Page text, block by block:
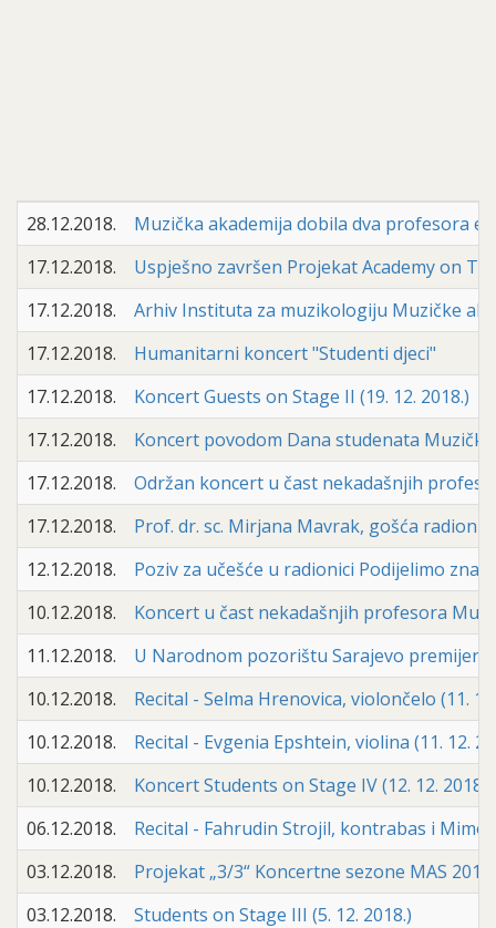
28.12.2018.
Muzička akademija dobila dva profesora
17.12.2018.
Uspješno završen Projekat Academy on
17.12.2018.
Arhiv Instituta za muzikologiju Muzičke
17.12.2018.
Humanitarni koncert "Studenti djeci"
17.12.2018.
Koncert Guests on Stage II (19. 12. 2018.)
17.12.2018.
Koncert povodom Dana studenata
17.12.2018.
Održan koncert u čast nekadašnjih
17.12.2018.
Prof. dr. sc. Mirjana Mavrak, gošća
12.12.2018.
Poziv za učešće u radionici Podijelimo
10.12.2018.
Koncert u čast nekadašnjih profesora
11.12.2018.
U Narodnom pozorištu Sarajevo
10.12.2018.
Recital - Selma Hrenovica, violončelo (11.
10.12.2018.
Recital - Evgenia Epshtein, violina (11. 12.
10.12.2018.
Koncert Students on Stage IV (12. 12. 2018.)
06.12.2018.
Recital - Fahrudin Strojil, kontrabas i
03.12.2018.
Projekat „3/3“ Koncertne sezone MAS
03.12.2018.
Students on Stage III (5. 12. 2018.)